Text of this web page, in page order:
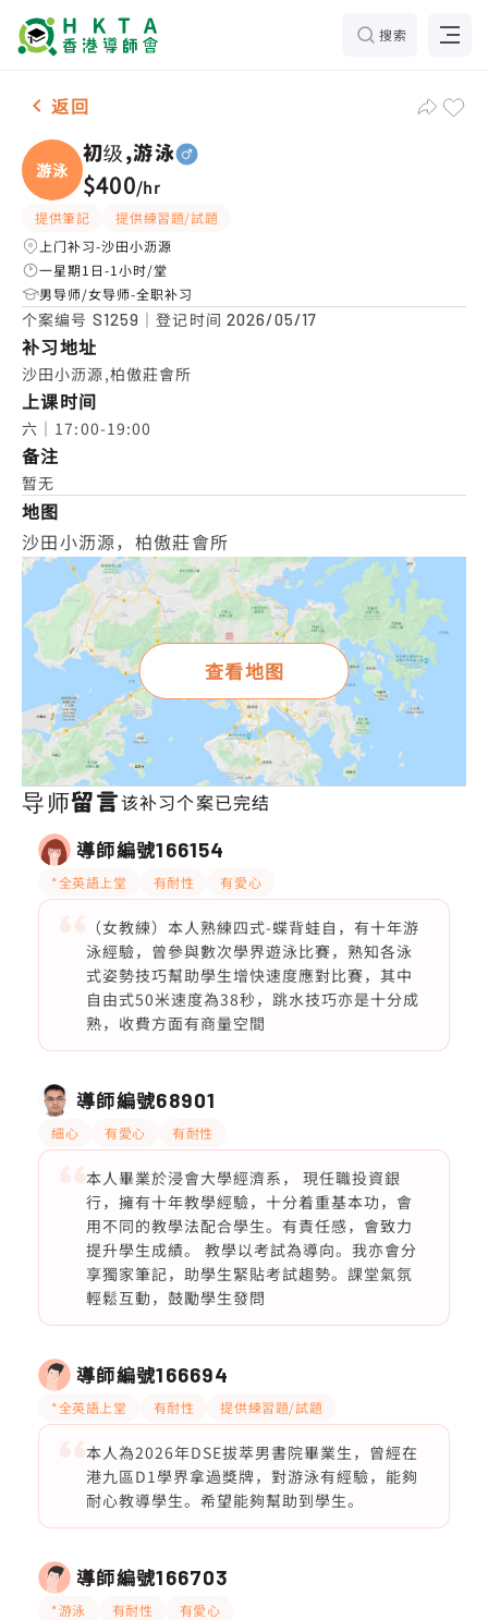
搜索
男-1名 初级,游泳，沙田小沥源 补习推介
返回
游泳
初级,游泳
$400/hr
提供筆記
提供練習題/試題
上门补习-沙田小沥源
一星期1日-1小时/堂
男导师/女导师-全职补习
个案编号 S1259 ｜登记时间 2026/05/17
补习地址
沙田小沥源,柏傲莊會所
上课时间
六｜17:00-19:00
备注
暂无
地图
沙田小沥源，柏傲莊會所
查看地图
导师留言该补习个案已完结
導師編號166154
*全英語上堂 有耐性 有愛心
（女教練）本人熟練四式-蝶背蛙自，有十年游
泳經驗，曾參與數次學界遊泳比賽，熟知各泳
式姿勢技巧幫助學生增快速度應對比賽，其中
自由式50米速度為38秒，跳水技巧亦是十分成
熟，收費方面有商量空間
導師編號68901
細心 有愛心 有耐性
本人畢業於浸會大學經濟系， 現任職投資銀
行，擁有十年教學經驗，十分着重基本功，會
用不同的教學法配合學生。有責任感，會致力
提升學生成績。 教學以考試為導向。我亦會分
享獨家筆記，助學生緊貼考試趨勢。課堂氣氛
輕鬆互動，鼓勵學生發問
導師編號166694
*全英語上堂 有耐性 提供練習題/試題
本人為2026年DSE拔萃男書院畢業生，曾經在
港九區D1學界拿過獎牌，對游泳有經驗，能夠
耐心教導學生。希望能夠幫助到學生。
導師編號166703
*游泳 有耐性 有愛心